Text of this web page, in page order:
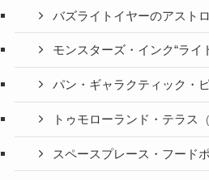
バズライトイヤーのアスト
モンスターズ・インク“ライ
パン・ギャラクティック・
トゥモローランド・テラス
スペースプレース・フード